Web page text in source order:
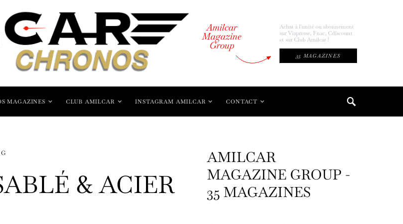
Amilcar
Magazine
Group
Achat à l'unité ou abonnement
sur Viapresse, Fnac, Cdiscount
et sur Club Amilcar !
35 MAGAZINES
MAGAZINES CLUB AMILCAR INSTAGRAM AMILCAR CONTACT
& ACIER
AMILCAR
MAGAZINE GROUP -
35 MAGAZINES